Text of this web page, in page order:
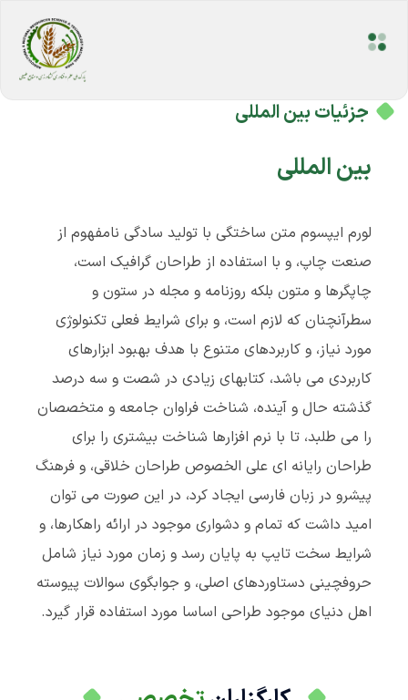
جزئیات بین المللی
بین المللی
لورم ایپسوم متن ساختگی با تولید سادگی نامفهوم از
صنعت چاپ، و با استفاده از طراحان گرافیک است،
چاپگرها و متون بلکه روزنامه و مجله در ستون و
سطرآنچنان که لازم است، و برای شرایط فعلی تکنولوژی
مورد نیاز، و کاربردهای متنوع با هدف بهبود ابزارهای
کاربردی می باشد، کتابهای زیادی در شصت و سه درصد
گذشته حال و آینده، شناخت فراوان جامعه و متخصصان
را می طلبد، تا با نرم افزارها شناخت بیشتری را برای
طراحان رایانه ای علی الخصوص طراحان خلاقی، و فرهنگ
پیشرو در زبان فارسی ایجاد کرد، در این صورت می توان
امید داشت که تمام و دشواری موجود در ارائه راهکارها، و
شرایط سخت تایپ به پایان رسد و زمان مورد نیاز شامل
حروفچینی دستاوردهای اصلی، و جوابگوی سوالات پیوسته
اهل دنیای موجود طراحی اساسا مورد استفاده قرار گیرد.